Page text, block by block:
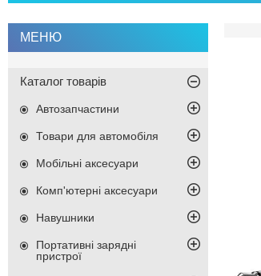
Каталог товарів
Автозапчастини
Товари для автомобіля
Мобільні аксесуари
Комп'ютерні аксесуари
Навушники
Портативні зарядні
пристрої